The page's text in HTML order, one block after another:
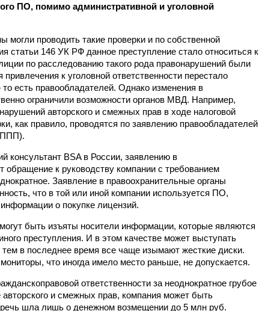
ПО, помимо административной и уголовной
могли проводить такие проверки и по собственной
статьи 146 УК РФ данное преступление стало относиться к
по расследованию такого рода правонарушений были
к уголовной ответственности перестало
есть правообладателей. Однако изменения в
ограничили возможности органов МВД. Например,
авторского и смежных прав в ходе налоговой
как правило, проводятся по заявлению правообладателей
ППП).
консультант BSA в России, заявлению в
обращение к руководству компании с требованием
Заявление в правоохранительные органы
что в той или иной компании используется ПО,
о покупке лицензий.
быть изъяты носители информации, которые являются
преступления. И в этом качестве может выступать
в последнее время все чаще изымают жесткие диски.
что иногда имело место раньше, не допускается.
ответственности за неоднократное грубое
и смежных прав, компания может быть
шла лишь о денежном возмещении до 5 млн руб.